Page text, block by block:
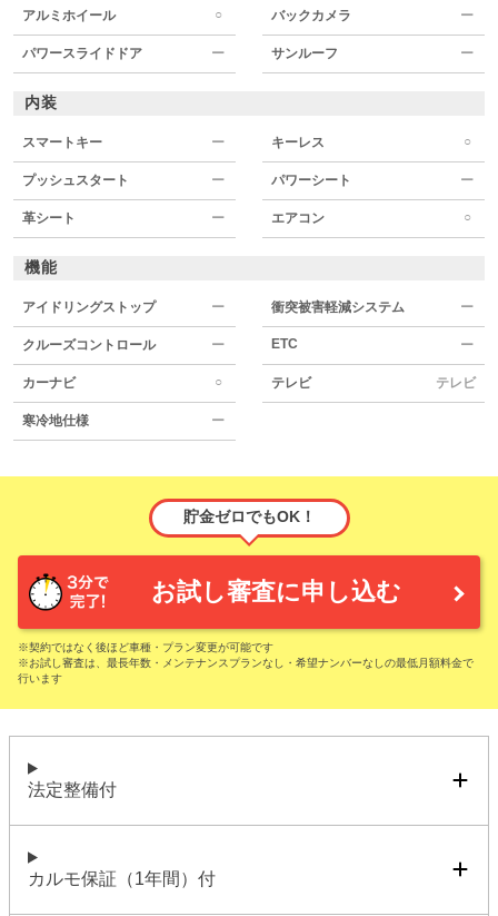
アルミホイール ○ バックカメラ ー
パワースライドドア ー サンルーフ ー
内装
スマートキー ー キーレス ○
プッシュスタート ー パワーシート ー
革シート ー エアコン ○
機能
アイドリングストップ ー 衝突被害軽減システム ー
クルーズコントロール ー ETC ー
カーナビ ○ テレビ テレビ
寒冷地仕様 ー
貯金ゼロでもOK！
お試し審査に申し込む
※契約ではなく後ほど車種・プラン変更が可能です
※お試し審査は、最長年数・メンテナンスプランなし・希望ナンバーなしの最低月額料金で
行います
法定整備付
カルモ保証（1年間）付